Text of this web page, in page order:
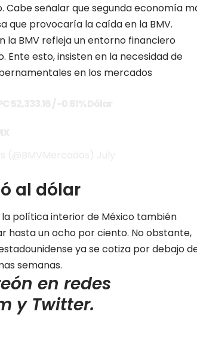
señalar que segunda economía
que provocaría la caída en la BMV.
la BMV refleja un entorno financiero
esto, insisten en la necesidad de
en los mercados
al dólar
política interior de México también
hasta un ocho por ciento. No obstante,
ya se cotiza por debajo
semanas.
en redes
y Twitter.